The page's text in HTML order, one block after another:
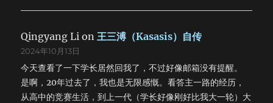
Qingyang Li on 王三溥（Kasasis）自传
2024年10月13日
今天查看了一下学长居然回我了，不过好像邮箱没有提醒。
是啊，20年过去了，我也是无限感慨。看答主一路的经历，
从高中的竞赛生活，到上一代（学长好像刚好比我大一轮）大